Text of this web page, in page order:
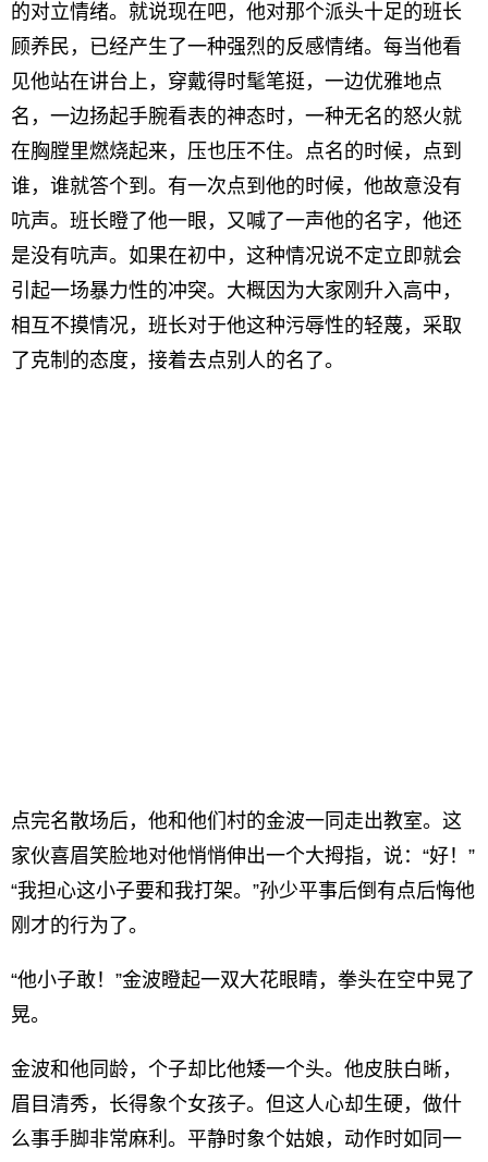
的对立情绪。就说现在吧，他对那个派头十足的班长
顾养民，已经产生了一种强烈的反感情绪。每当他看
见他站在讲台上，穿戴得时髦笔挺，一边优雅地点
名，一边扬起手腕看表的神态时，一种无名的怒火就
在胸膛里燃烧起来，压也压不住。点名的时候，点到
谁，谁就答个到。有一次点到他的时候，他故意没有
吭声。班长瞪了他一眼，又喊了一声他的名字，他还
是没有吭声。如果在初中，这种情况说不定立即就会
引起一场暴力性的冲突。大概因为大家刚升入高中，
相互不摸情况，班长对于他这种污辱性的轻蔑，采取
了克制的态度，接着去点别人的名了。
点完名散场后，他和他们村的金波一同走出教室。这
家伙喜眉笑脸地对他悄悄伸出一个大拇指，说：“好！”
“我担心这小子要和我打架。”孙少平事后倒有点后悔他
刚才的行为了。
“他小子敢！”金波瞪起一双大花眼睛，拳头在空中晃了
晃。
金波和他同龄，个子却比他矮一个头。他皮肤白晰，
眉目清秀，长得象个女孩子。但这人心却生硬，做什
么事手脚非常麻利。平静时象个姑娘，动作时如同一